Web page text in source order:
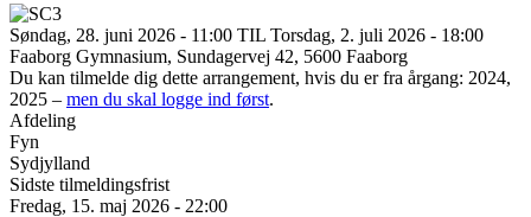
Søndag, 28. juni 2026 - 11:00 TIL Torsdag, 2. juli 2026 - 18:00
Faaborg Gymnasium, Sundagervej 42, 5600 Faaborg
Du kan tilmelde dig dette arrangement, hvis du er fra årgang: 2024,
2025 – men du skal logge ind først.
Afdeling
Fyn
Sydjylland
Sidste tilmeldingsfrist
Fredag, 15. maj 2026 - 22:00